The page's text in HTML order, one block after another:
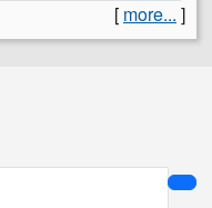
[ more... ]